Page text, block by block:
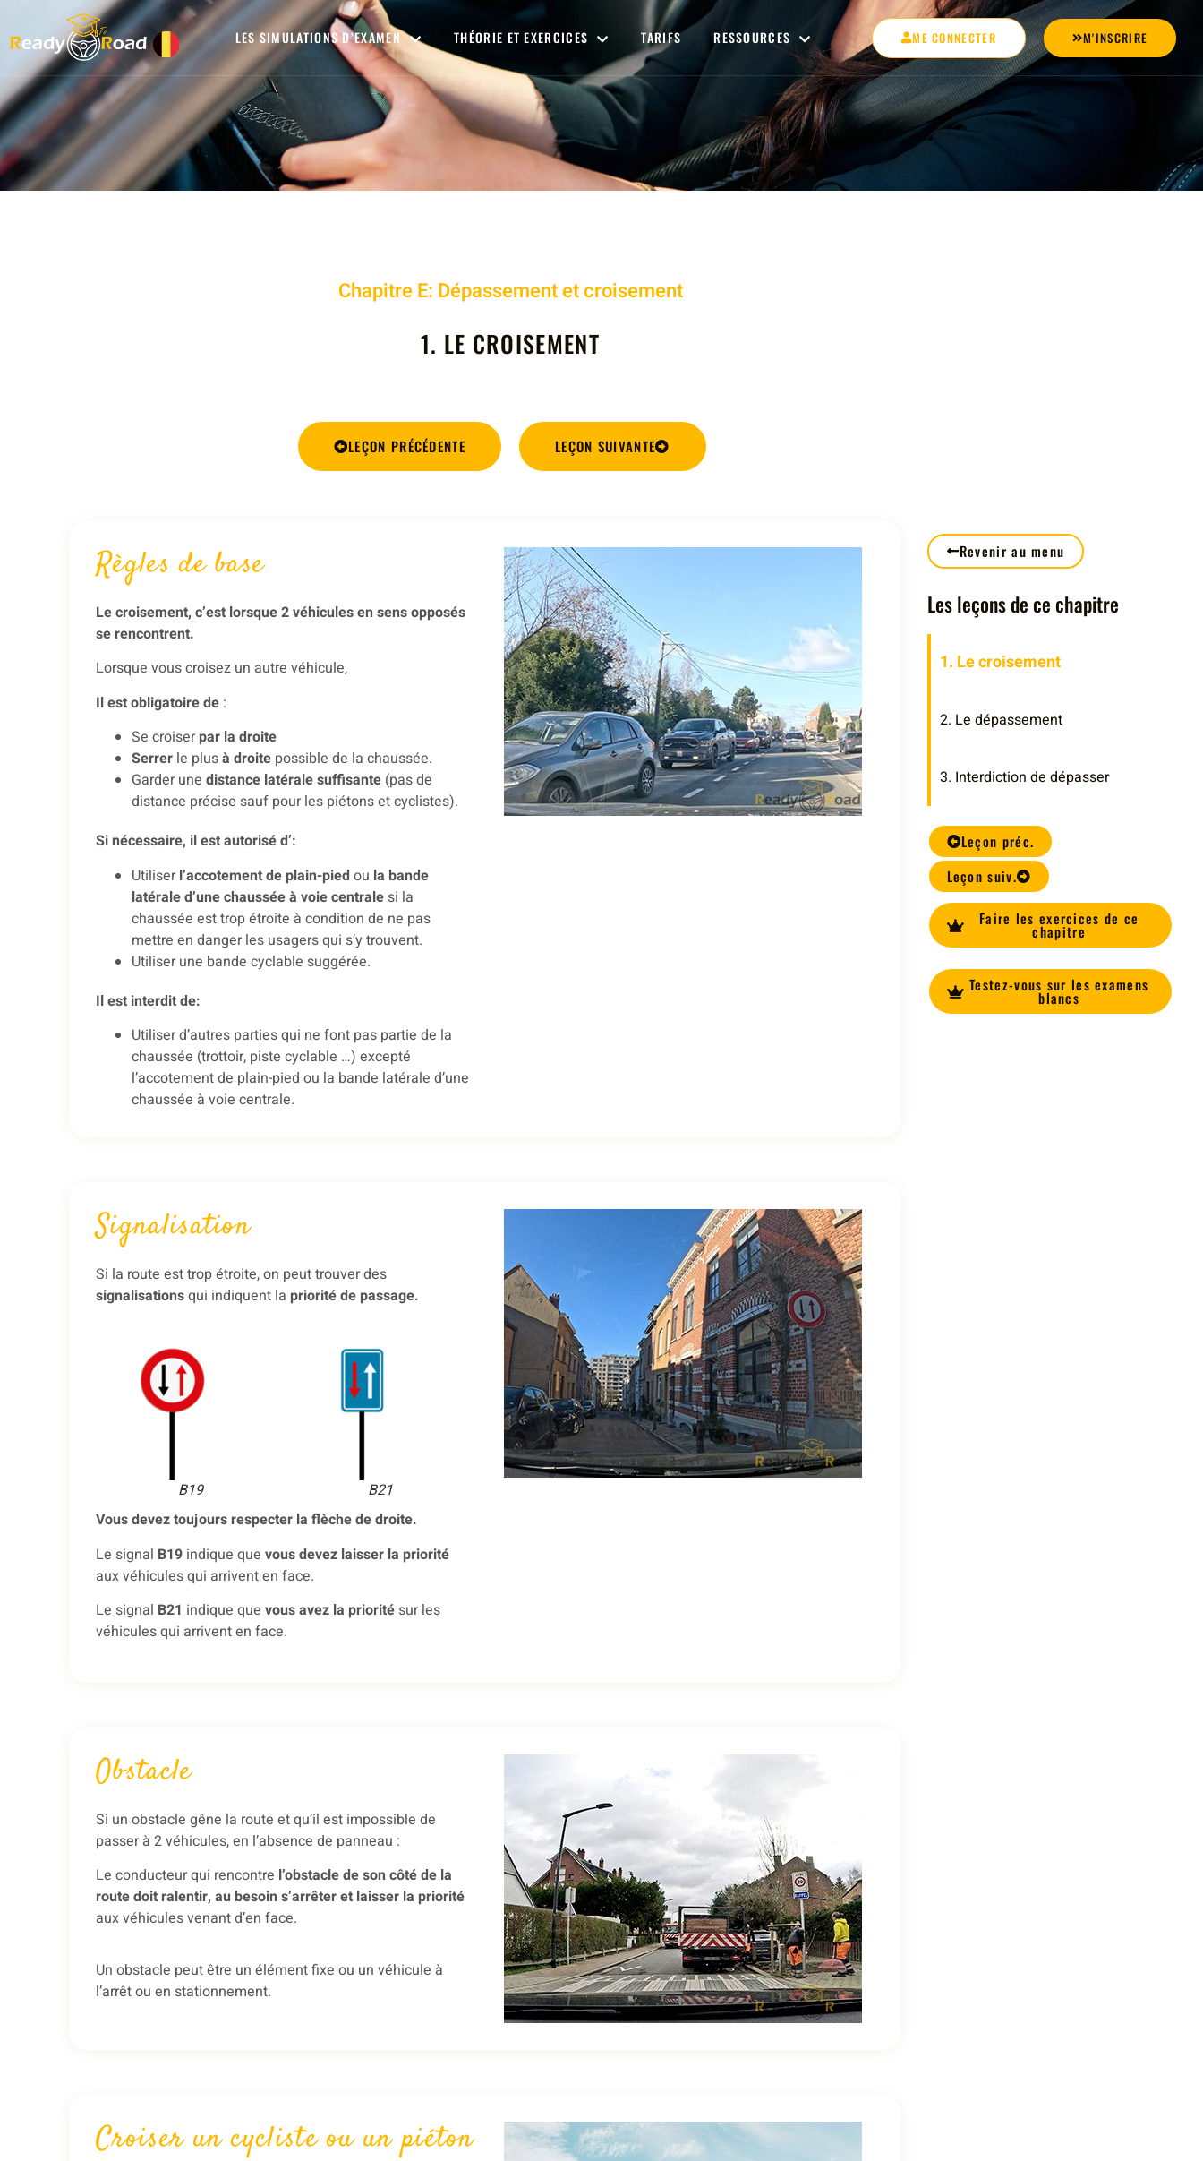
LES SIMULATIONS D’EXAMEN THÉORIE ET EXERCICES TARIFS RESSOURCES ME CONNECTER M'INSCRIRE
ChapitreE: Dépassement et croisement
1. LE CROISEMENT
LEÇON PRÉCÉDENTE LEÇON SUIVANTE
Règles de base
Le croisement, c’est lorsque 2 véhicules en sens opposés
se rencontrent.
Lorsque vous croisez un autre véhicule,
Il est obligatoire de :
Se croiserpar la droite
Serrer le plusà droite possible de la chaussée.
Garder unedistance latérale suffisante (pas de
distance précise sauf pour les piétons et cyclistes).
Si nécessaire, il est autorisé d’:
Utiliserl’accotement de plain-piedou la bande
latérale d’une chaussée à voie centrale si la
chaussée est trop étroite à condition de ne pas
mettre en danger les usagers qui s’y trouvent.
Utiliser une bande cyclable suggérée.
Il est interdit de:
Utiliser d’autres parties qui ne font pas partie de la
chaussée (trottoir, piste cyclable …) excepté
l’accotement de plain-pied ou la bande latérale d’une
chaussée à voie centrale.
Signalisation
Si la route est trop étroite, on peut trouver des
signalisationsqui indiquent la priorité de passage.
B19
B21
Vous devez toujours respecter la flèche de droite.
Le signal B19 indique quevous devez laisser la priorité
aux véhicules qui arrivent en face.
Le signal B21 indique quevous avez la priorité sur les
véhicules qui arrivent en face.
Obstacle
Si un obstacle gêne la route et qu’il est impossible de
passer à 2 véhicules, en l’absence de panneau :
Le conducteur qui rencontre l’obstacle de son côté de la
route doit ralentir, au besoin s’arrêter et laisser la priorité
aux véhicules venant d’en face.
Un obstacle peut être un élément fixe ou un véhicule à
l’arrêt ou en stationnement.
Croiser un cycliste ou un piéton
Revenir au menu
Les leçons de ce chapitre
1. Le croisement
2. Le dépassement
3. Interdiction de dépasser
Leçon préc.
Leçon suiv.
Faire les exercices de ce
chapitre
Testez-vous sur les examens
blancs